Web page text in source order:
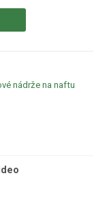
nádrže na naftu